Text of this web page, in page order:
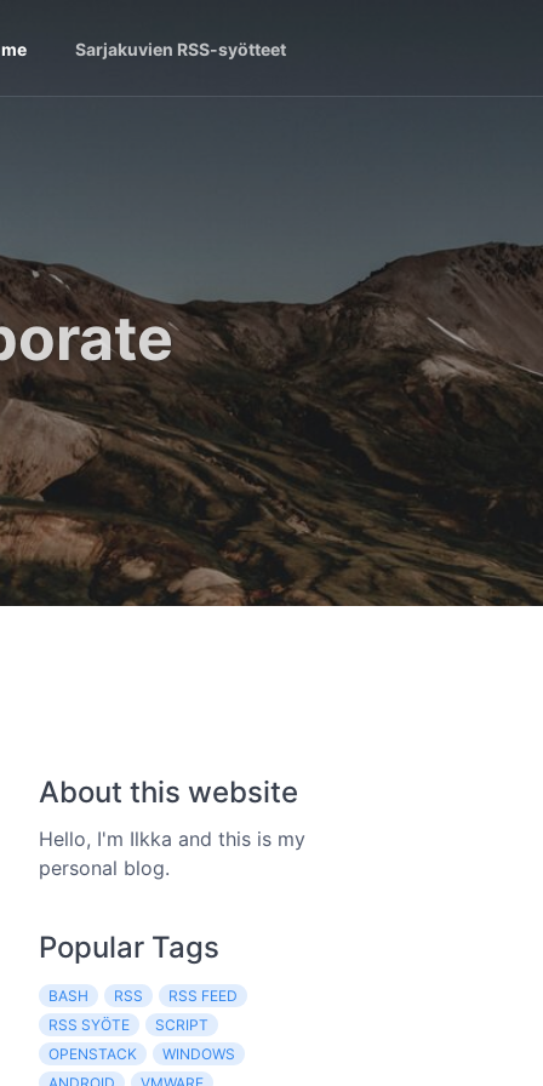
Sarjakuvien RSS-syötteet
About this website
Hello, I'm Ilkka and this is my
personal blog.
Popular Tags
BASH RSS
RSS FEED
RSS SYÖTE
SCRIPT
OPENSTACK
WINDOWS